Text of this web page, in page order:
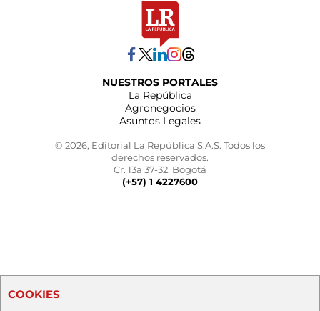
NUESTROS PORTALES
La República
Agronegocios
Asuntos Legales
© 2026, Editorial La República S.A.S. Todos los
derechos reservados.
Cr. 13a 37-32, Bogotá
(+57) 1 4227600
COOKIES